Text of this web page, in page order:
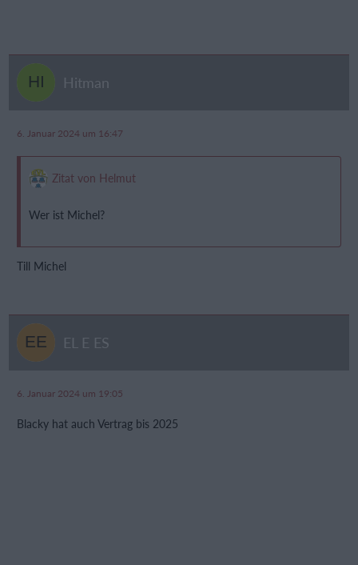
Hitman
6. Januar 2024 um 16:47
Zitat von Helmut
Wer ist Michel?
Till Michel
EL E ES
6. Januar 2024 um 19:05
Blacky hat auch Vertrag bis 2025